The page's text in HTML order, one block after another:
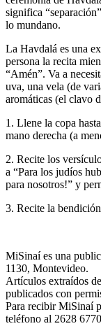
significa
lo mundano.
La Havdalá es una
persona la recita
“Amén”. Va a
uva, una vela (de
aromáticas (el clavo
1. Llene la copa
mano derecha (a
2. Recite los
a “Para los judíos
para nosotros!” y
3. Recite la
MiSinaí es una
1130, Montevideo.
Artículos extraídos de
publicados con
Para recibir MiSinaí
teléfono al 2628